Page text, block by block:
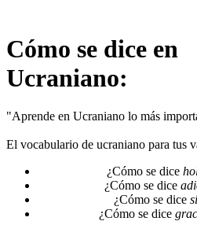
Cómo se dice en
Ucraniano:
"Aprende en Ucraniano lo más
El vocabulario de ucraniano para tus
¿Cómo se dice
¿Cómo se dice
¿Cómo se dice sí
¿Cómo se dice